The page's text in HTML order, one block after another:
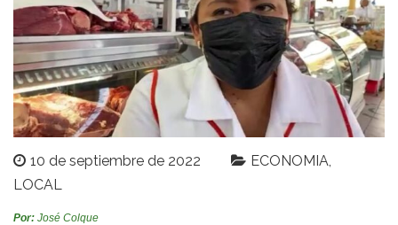
10 de septiembre de 2022
ECONOMIA
LOCAL
Por: José Colque